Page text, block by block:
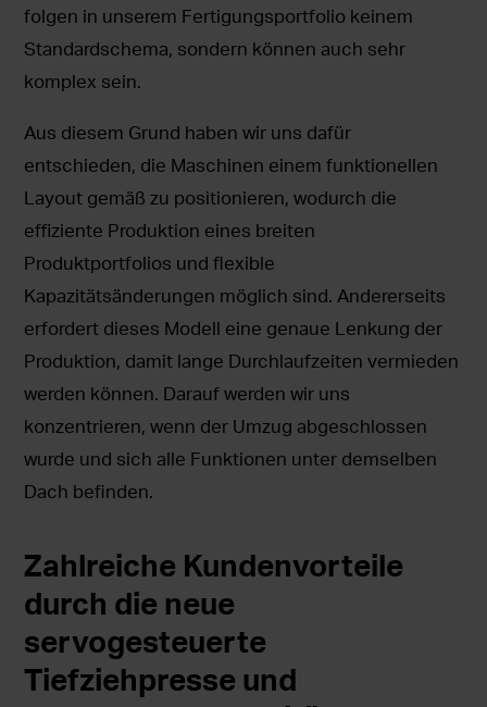
folgen in unserem Fertigungsportfolio keinem
Standardschema, sondern können auch sehr
komplex sein.
Aus diesem Grund haben wir uns dafür
entschieden, die Maschinen einem funktionellen
Layout gemäß zu positionieren, wodurch die
effiziente Produktion eines breiten
Produktportfolios und flexible
Kapazitätsänderungen möglich sind. Andererseits
erfordert dieses Modell eine genaue Lenkung der
Produktion, damit lange Durchlaufzeiten vermieden
werden können. Darauf werden wir uns
konzentrieren, wenn der Umzug abgeschlossen
wurde und sich alle Funktionen unter demselben
Dach befinden.
Zahlreiche Kundenvorteile
durch die neue
servogesteuerte
Tiefziehpresse und